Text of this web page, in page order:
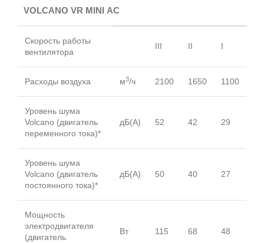
VOLCANO VR MINI AC
Скорость работы
вентилятора
III II I
Расходы воздуха м3/ч 2100 1650 1100
Уровень шума
Volcano (двигатель
переменного тока)*
дБ(А) 52 42 29
Уровень шума
Volcano (двигатель
постоянного тока)*
дБ(А) 50 40 27
Мощность
электродвигателя
(двигатель
Вт 115 68 48